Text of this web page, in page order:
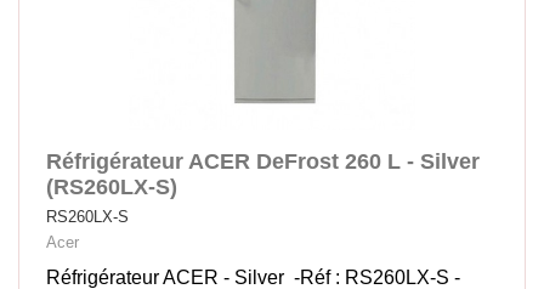
Réfrigérateur ACER DeFrost 260 L - Silver
(RS260LX-S)
RS260LX-S
Acer
Réfrigérateur ACER - Silver -Réf : RS260LX-S -